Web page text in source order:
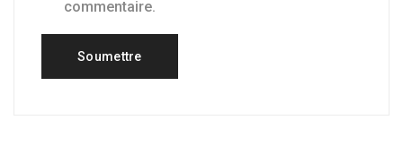
commentaire.